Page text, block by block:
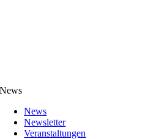
News
News
Newsletter
Veranstaltungen